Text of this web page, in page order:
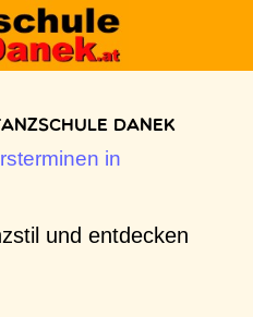
Danek
in
und entdecken